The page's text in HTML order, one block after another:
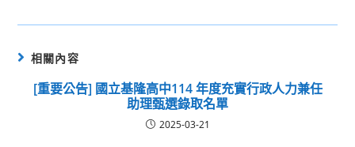
相關內容
[重要公告] 國立基隆高中114 年度充實行政人力兼任
助理甄選錄取名單
2025-03-21